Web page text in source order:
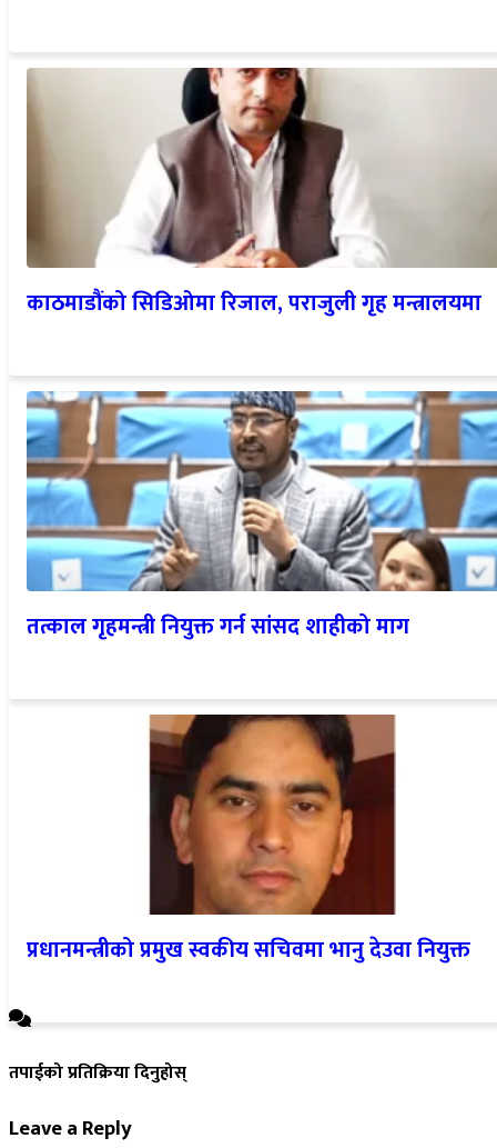
काठमाडौंको सिडिओमा रिजाल, पराजुली गृह मन्त्रालयमा
तत्काल गृहमन्त्री नियुक्त गर्न सांसद शाहीको माग
प्रधानमन्त्रीको प्रमुख स्वकीय सचिवमा भानु देउवा नियुक्त
तपाईको प्रतिक्रिया दिनुहोस्
Leave a Reply